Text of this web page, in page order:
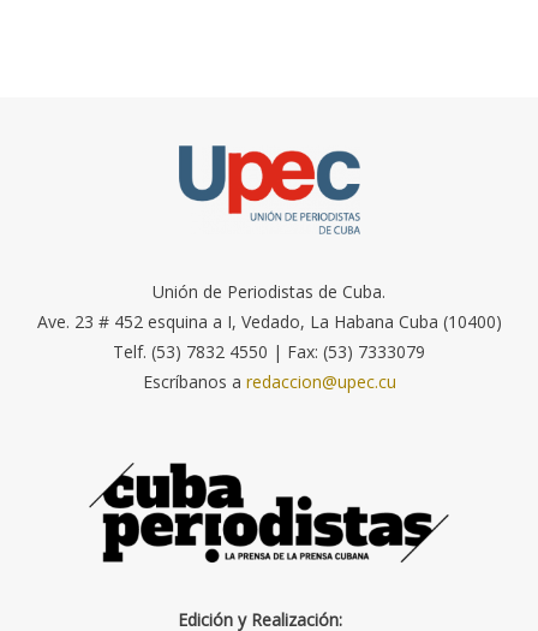
Unión de Periodistas de Cuba.
Ave. 23 # 452 esquina a I, Vedado, La Habana Cuba (10400)
Telf. (53) 7832 4550 | Fax: (53) 7333079
Escríbanos a redaccion@upec.cu
Edición y Realización: